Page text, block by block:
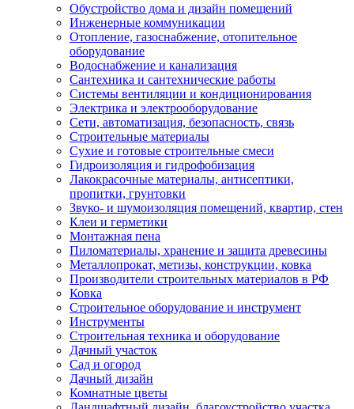
Обустройство дома и дизайн помещений
Инженерные коммуникации
Отопление, газоснабжение, отопительное
оборудование
Водоснабжение и канализация
Сантехника и сантехнические работы
Системы вентиляции и кондиционирования
Электрика и электрооборудование
Сети, автоматизация, безопасность, связь
Строительные материалы
Сухие и готовые строительные смеси
Гидроизоляция и гидрофобизация
Лакокрасочные материалы, антисептики,
пропитки, грунтовки
Звуко- и шумоизоляция помещений, квартир, стен
Клеи и герметики
Монтажная пена
Пиломатериалы, хранение и защита древесины
Металлопрокат, метизы, конструкции, ковка
Производители строительных материалов в РФ
Ковка
Строительное оборудование и инструмент
Инструменты
Строительная техника и оборудование
Дачный участок
Сад и огород
Дачный дизайн
Комнатные цветы